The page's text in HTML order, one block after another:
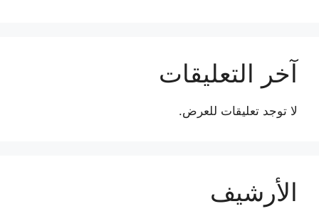
آخر التعليقات
لا توجد تعليقات للعرض.
الأرشيف